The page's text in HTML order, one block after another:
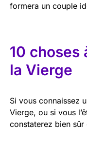
formera un couple
10 choses
la Vierge
Si vous connaissez
Vierge, ou si vous
constaterez bien